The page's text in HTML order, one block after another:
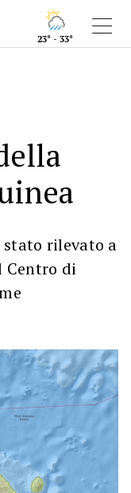
23° - 33°
rilevato a
Centro di